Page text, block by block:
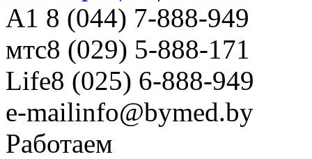
A1 8 (044) 7-888-949
мтс8 (029) 5-888-171
Life8 (025) 6-888-949
e-mailinfo@bymed.by
Работаем